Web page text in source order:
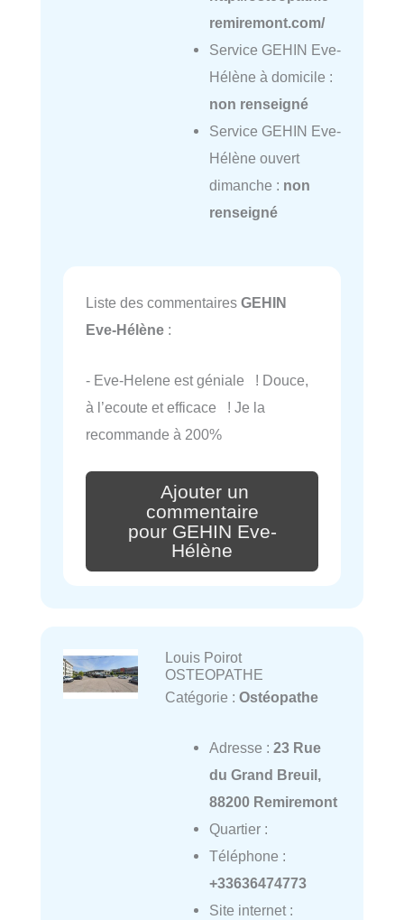
remiremont.com/
Service GEHIN Eve-
Hélène à domicile :
non renseigné
Service GEHIN Eve-
Hélène ouvert
dimanche : non
renseigné
Liste des commentaires GEHIN
Eve-Hélène :
- Eve-Helene est géniale ! Douce,
à l’ecoute et efficace ! Je la
recommande à 200%
Ajouter un
commentaire
pour GEHIN Eve-
Hélène
Louis Poirot
OSTEOPATHE
Catégorie : Ostéopathe
Adresse : 23 Rue
du Grand Breuil,
88200 Remiremont
Quartier :
Téléphone :
+33636474773
Site internet :